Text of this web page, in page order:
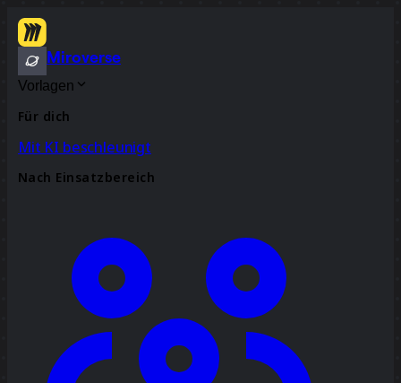
Miroverse
Vorlagen
Für dich
Mit KI beschleunigt
Nach Einsatzbereich